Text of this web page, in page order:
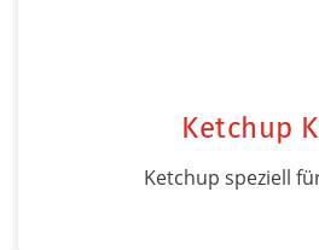
Ketchup
Ketchup speziell